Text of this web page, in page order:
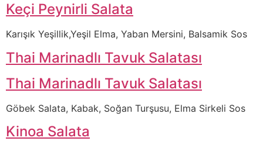
Keçi Peynirli Salata
Karışık Yeşillik,Yeşil Elma, Yaban Mersini, Balsamik Sos
Thai Marinadlı Tavuk Salatası
Thai Marinadlı Tavuk Salatası
Göbek Salata, Kabak, Soğan Turşusu, Elma Sirkeli Sos
Kinoa Salata